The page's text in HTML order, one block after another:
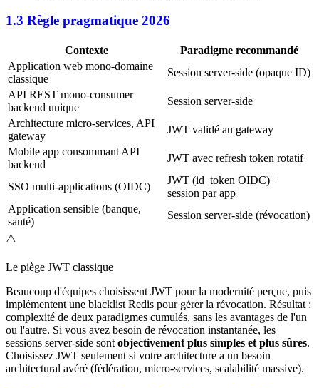
1.3 Règle pragmatique 2026
Contexte
Paradigme recommandé
Application web mono-domaine
classique
Session server-side (opaque ID)
API REST mono-consumer
backend unique
Session server-side
Architecture micro-services, API
gateway
JWT validé au gateway
Mobile app consommant API
backend
JWT avec refresh token rotatif
SSO multi-applications (OIDC)
JWT (id_token OIDC) +
session par app
Application sensible (banque,
santé)
Session server-side (révocation)
⚠️
Le piège JWT classique
Beaucoup d'équipes choisissent JWT pour la modernité perçue, puis
implémentent une blacklist Redis pour gérer la révocation. Résultat :
complexité de deux paradigmes cumulés, sans les avantages de l'un
ou l'autre. Si vous avez besoin de révocation instantanée, les
sessions server-side sont objectivement plus simples et plus sûres.
Choisissez JWT seulement si votre architecture a un besoin
architectural avéré (fédération, micro-services, scalabilité massive).